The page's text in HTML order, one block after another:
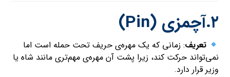
۲.آچمزی (Pin)
تعریف: زمانی که یک مهره‌ی حریف تحت حمله است اما
نمی‌تواند حرکت کند، زیرا پشت آن مهره‌ی مهم‌تری مانند شاه یا
وزیر قرار دارد.